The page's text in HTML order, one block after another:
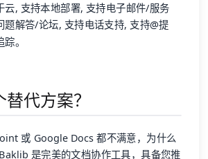
云, 支持本地部署, 支持电子邮件/服务
题解答/论坛, 支持电话支持, 支持@提
。
代方案？
或 Google Docs 都不满意，为什么
Baklib 是完美的文档协作工具，具备您推